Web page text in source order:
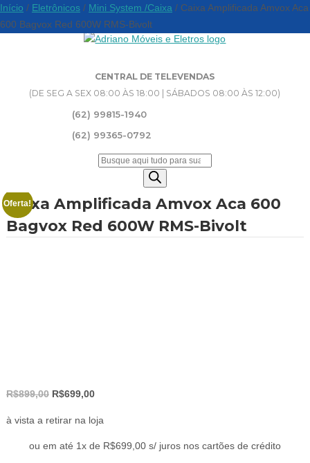
CENTRAL DE TELEVENDAS
(DE SEG A SEX 08:00 ÀS 18:00 | SÁBADOS 08:00 ÀS 12:00)
(62) 99815-1940
(62) 99365-0792
Pesquisar
Início / Eletrônicos / Mini System /Caixa / Caixa Amplificada Amvox Aca
600 Bagvox Red 600W RMS-Bivolt
Caixa Amplificada Amvox Aca 600
Bagvox Red 600W RMS-Bivolt
Oferta!
R$899,00 O
original
era:
R$699,00O
atual
é:
à vista a retirar na loja
ou em até 1x de R$699,00 s/ juros nos cartões de crédito